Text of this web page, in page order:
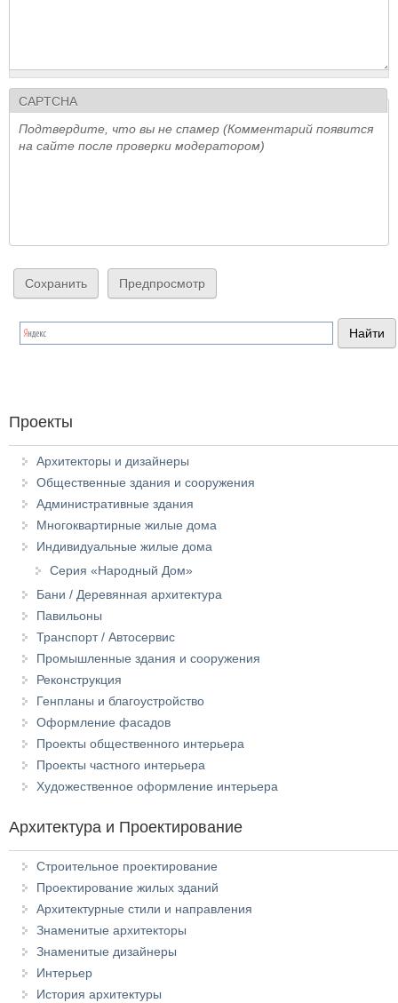
CAPTCHA
Подтвердите, что вы не спамер (Комментарий появится
на сайте после проверки модератором)
Проекты
Архитекторы и дизайнеры
Общественные здания и сооружения
Административные здания
Многоквартирные жилые дома
Индивидуальные жилые дома
Серия «Народный Дом»
Бани / Деревянная архитектура
Павильоны
Транспорт / Автосервис
Промышленные здания и сооружения
Реконструкция
Генпланы и благоустройство
Оформление фасадов
Проекты общественного интерьера
Проекты частного интерьера
Художественное оформление интерьера
Архитектура и Проектирование
Строительное проектирование
Проектирование жилых зданий
Архитектурные стили и направления
Знаменитые архитекторы
Знаменитые дизайнеры
Интерьер
История архитектуры